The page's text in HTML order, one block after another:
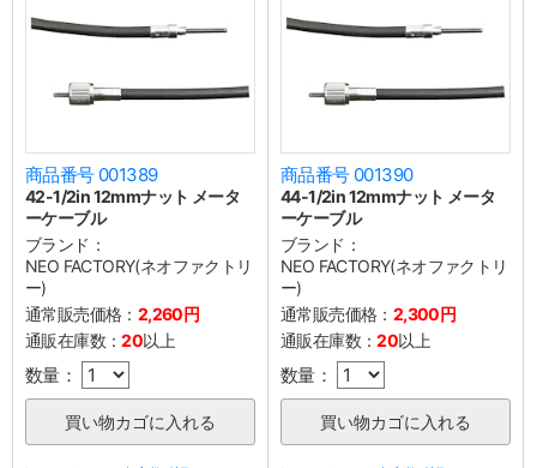
商品番号 001389
42-1/2in 12mmナット メータ
ーケーブル
ブランド：
NEO FACTORY(ネオファクトリ
ー)
通常販売価格： 2,260円
通販在庫数：20以上
数量：
商品番号 001390
44-1/2in 12mmナット メータ
ーケーブル
ブランド：
NEO FACTORY(ネオファクトリ
ー)
通常販売価格： 2,300円
通販在庫数：20以上
数量：